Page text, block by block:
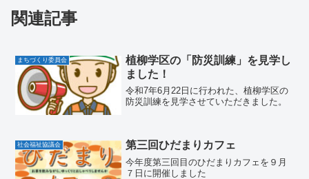
関連記事
まちづくり委員会
植柳学区の「防災訓練」を見学し
ました！
令和7年6月22日に行われた、植柳学区の
防災訓練を見学させていただきました。
社会福祉協議会 第三回ひだまりカフェ
今年度第三回目のひだまりカフェを９月
７日に開催しました